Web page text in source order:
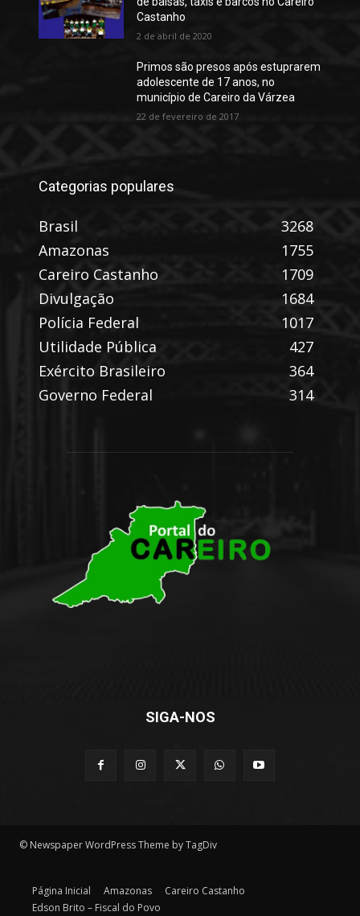
Castanho
2 de abril de 2020
Primos são presos após estuprarem
adolescente de 17 anos, no
município de Careiro da Várzea
22 de fevereiro de 2017
Categorias populares
Brasil
3268
Amazonas
1755
Careiro Castanho
1709
Divulgação
1684
Polícia Federal
1017
Utilidade Pública
427
Exército Brasileiro
364
Governo Federal
314
SIGA-NOS
© Newspaper WordPress Theme by TagDiv
Página Inicial Amazonas
Careiro Castanho
Edson Brito – Fiscal do Povo